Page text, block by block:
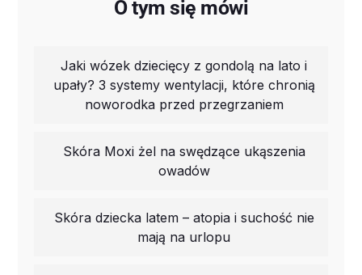
O tym się mówi
Jaki wózek dziecięcy z gondolą na lato i
upały? 3 systemy wentylacji, które chronią
noworodka przed przegrzaniem
Skóra Moxi żel na swędzące ukąszenia
owadów
Skóra dziecka latem – atopia i suchość nie
mają na urlopu